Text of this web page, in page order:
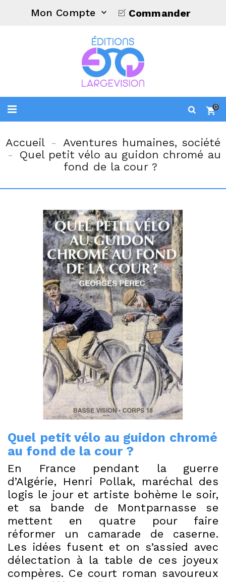
Mon Compte  Commander
0
Accueil
Aventures humaines, société
Quel petit vélo au guidon chromé au
fond de la cour ?
Quel petit vélo au guidon chromé
au fond de la cour ?
En France pendant la guerre
d’Algérie, Henri Pollak, maréchal des
logis le jour et artiste bohème le soir,
et sa bande de Montparnasse se
mettent en quatre pour faire
réformer un camarade de caserne.
Les idées fusent et on s’assied avec
délectation à la table de ces joyeux
compères. Ce court roman savoureux